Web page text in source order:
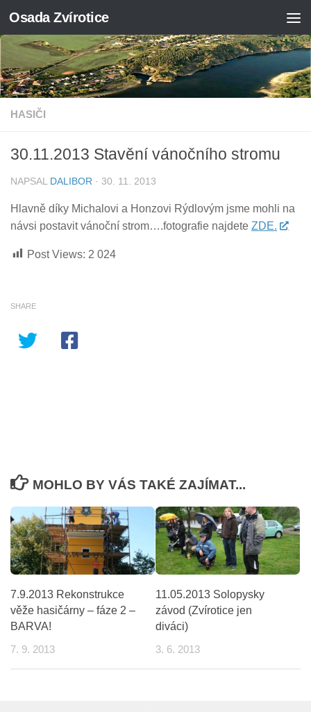
Skip to content
Osada Zvírotice
HASIČI
30.11.2013 Stavění vánočního stromu
NAPSAL DALIBOR · 30. 11. 2013
Hlavně díky Michalovi a Honzovi Rýdlovým jsme mohli na
návsi postavit vánoční strom….fotografie najdete ZDE.
Post Views: 2 024
SHARE
MOHLO BY VÁS TAKÉ ZAJÍMAT...
7.9.2013 Rekonstrukce
věže hasičárny – fáze 2 –
BARVA!
7. 9. 2013
11.05.2013 Solopysky
závod (Zvírotice jen
diváci)
3. 6. 2013